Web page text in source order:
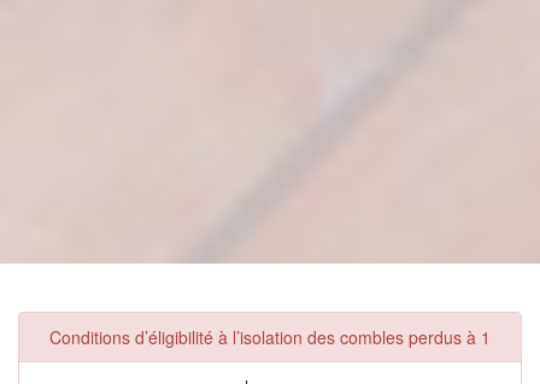
Conditions d’éligibilité à l’isolation des combles perdus à 1